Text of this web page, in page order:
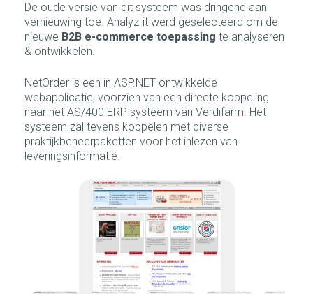
De oude versie van dit systeem was dringend aan
vernieuwing toe. Analyz-it werd geselecteerd om de
nieuwe B2B e-commerce toepassing te analyseren
& ontwikkelen.
NetOrder is een in ASP.NET ontwikkelde
webapplicatie, voorzien van een directe koppeling
naar het AS/400 ERP systeem van Verdifarm. Het
systeem zal tevens koppelen met diverse
praktijkbeheerpaketten voor het inlezen van
leveringsinformatie.